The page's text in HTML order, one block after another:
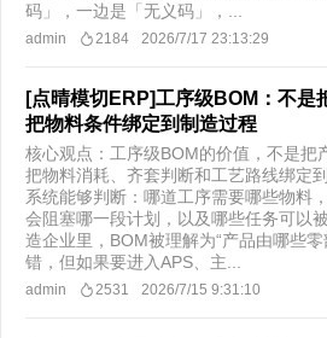
码」，一边是「无义码」，...
admin 2184 2026/7/17 23:13:29
[点晴模切ERP]工序级BOM：不是
把物料条件绑定到制造过程
核心观点：工序级BOM的价值，不是把
把物料消耗、齐套判断和工艺路线绑定
系统能够判断：哪道工序需要哪些物料
会阻塞哪一段计划，以及哪些任务可以
造企业里，BOM被理解为“产品由哪些
错，但如果要进入APS、主...
admin 2531 2026/7/15 9:31:10